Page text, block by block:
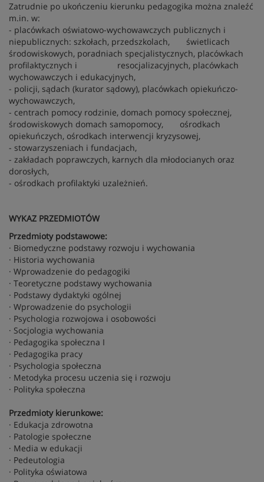
Zatrudnie po ukończeniu kierunku pedagogika można znaleźć
m.in. w:
- placówkach oświatowo-wychowawczych publicznych i
niepublicznych: szkołach, przedszkolach, świetlicach
środowiskowych, poradniach specjalistycznych, placówkach
profilaktycznych i resocjalizacyjnych, placówkach
wychowawczych i edukacyjnych,
- policji, sądach (kurator sądowy), placówkach opiekuńczo-
wychowawczych,
- centrach pomocy rodzinie, domach pomocy społecznej,
środowiskowych domach samopomocy, ośrodkach
opiekuńczych, ośrodkach interwencji kryzysowej,
- stowarzyszeniach i fundacjach,
- zakładach poprawczych, karnych dla młodocianych oraz
dorosłych,
- ośrodkach profilaktyki uzależnień.
WYKAZ PRZEDMIOTÓW
Przedmioty podstawowe:
· Biomedyczne podstawy rozwoju i wychowania
· Historia wychowania
· Wprowadzenie do pedagogiki
· Teoretyczne podstawy wychowania
· Podstawy dydaktyki ogólnej
· Wprowadzenie do psychologii
· Psychologia rozwojowa i osobowości
· Socjologia wychowania
· Pedagogika społeczna I
· Pedagogika pracy
· Psychologia społeczna
· Metodyka procesu uczenia się i rozwoju
· Polityka społeczna
Przedmioty kierunkowe:
· Edukacja zdrowotna
· Patologie społeczne
· Media w edukacji
· Pedeutologia
· Polityka oświatowa